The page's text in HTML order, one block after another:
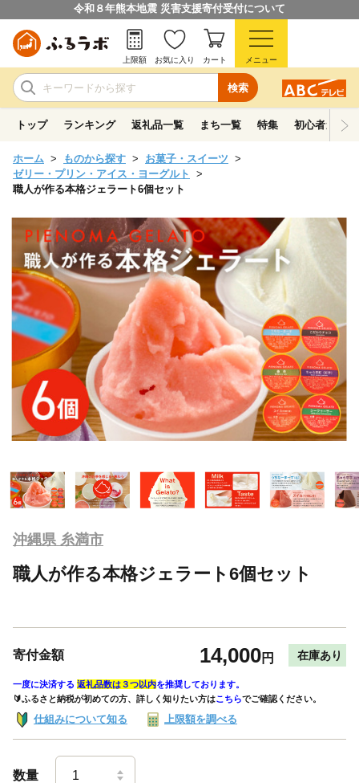
令和８年熊本地震 災害支援寄付受付について
検索
上限額 お気に入り カート メニュー
トップ ランキング 返礼品一覧 まち一覧 特集 初心者ガイド
ホーム ものから探す
お菓子・スイーツ
ゼリー・プリン・アイス・ヨーグルト
職人が作る本格ジェラート6個セット
沖縄県 糸満市
職人が作る本格ジェラート6個セット
寄付金額 14,000円 在庫あり
一度に決済する 返礼品数は３つ以内を推奨しております。
🔰ふるさと納税が初めての方、詳しく知りたい方はこちらでご確認ください。
仕組みについて知る 上限額を調べる
数量